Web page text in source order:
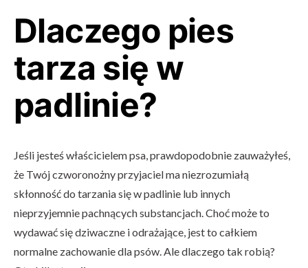
Dlaczego pies
tarza się w
padlinie?
Jeśli jesteś właścicielem psa, prawdopodobnie zauważyłeś,
że Twój czworonożny przyjaciel ma niezrozumiałą
skłonność do tarzania się w padlinie lub innych
nieprzyjemnie pachnących substancjach. Choć może to
wydawać się dziwaczne i odrażające, jest to całkiem
normalne zachowanie dla psów. Ale dlaczego tak robią?